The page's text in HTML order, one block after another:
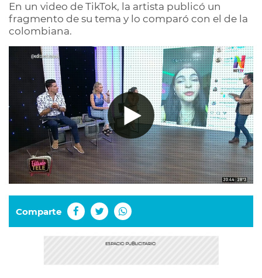
En un video de TikTok, la artista publicó un
fragmento de su tema y lo comparó con el de la
colombiana.
Comparte